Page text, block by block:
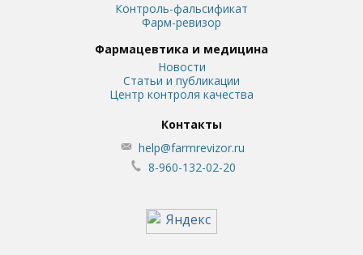
Контроль-фальсификат
Фарм-ревизор
Фармацевтика и медицина
Новости
Статьи и публикации
Центр контроля качества
Контакты
help@farmrevizor.ru
8-960-132-02-20